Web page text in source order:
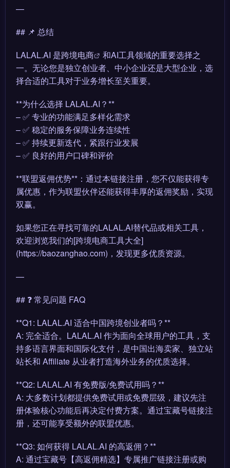
—
## 📌 总结
LALAL.AI 是跨境电商
和AI工具领域的重要选择之
一。无论您是独立创业者、中小企业还是大型企业，选
择合适的工具对于业务增长至关重要。
**为什么选择 LALAL.AI？**
– ✅ 专业的功能满足多样化需求
– ✅ 稳定的服务保障业务连续性
– ✅ 持续更新迭代，紧跟行业发展
– ✅ 良好的用户口碑和评价
**联盟返佣优势**：通过本链接注册，您不仅能获得专
属优惠，作为联盟伙伴还能获得丰厚的返佣奖励，实现
双赢。
如果您正在寻找可靠的LALAL.AI替代品或相关工具，
欢迎浏览我们的[跨境电商工具大全]
(https://baozanghao.com)，发现更多优质资源。
—
## ❓ 常见问题 FAQ
**Q1: LALAL.AI 适合中国跨境创业者吗？**
A: 完全适合。LALAL.AI 作为面向全球用户的工具，支
持多语言界面和国际化支付，是中国出海卖家、独立站
站长和 Affiliate 从业者打造海外业务的优质选择。
**Q2: LALAL.AI 有免费版/免费试用吗？**
A: 大多数计划都提供免费试用或免费层级，建议先注
册体验核心功能后再决定付费方案。通过宝藏号链接注
册，还可能享受额外的联盟优惠。
**Q3: 如何获得 LALAL.AI 的高返佣？**
A: 通过宝藏号【高返佣精选】专属推广链接注册或购